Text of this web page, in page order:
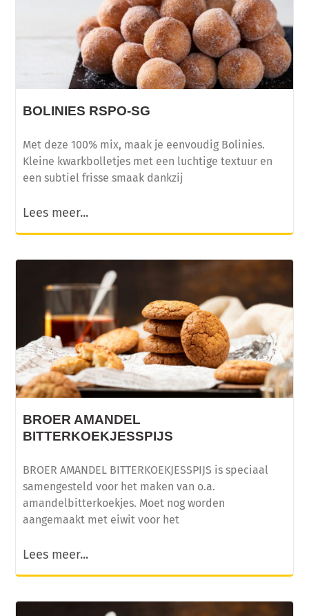
BOLINIES RSPO-SG
Met deze 100% mix, maak je eenvoudig Bolinies.
Kleine kwarkbolletjes met een luchtige textuur en
een subtiel frisse smaak dankzij
Lees meer...
BROER AMANDEL
BITTERKOEKJESSPIJS
BROER AMANDEL BITTERKOEKJESSPIJS is speciaal
samengesteld voor het maken van o.a.
amandelbitterkoekjes. Moet nog worden
aangemaakt met eiwit voor het
Lees meer...